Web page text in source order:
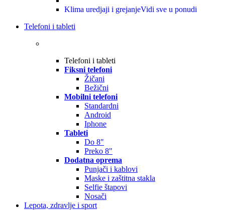
Klima uredjaji i grejanjeVidi sve u ponudi
Telefoni i tableti
Telefoni i tableti
Fiksni telefoni
Žičani
Bežični
Mobilni telefoni
Standardni
Android
Iphone
Tableti
Do 8"
Preko 8"
Dodatna oprema
Punjači i kablovi
Maske i zaštitna stakla
Selfie štapovi
Nosači
Lepota, zdravlje i sport